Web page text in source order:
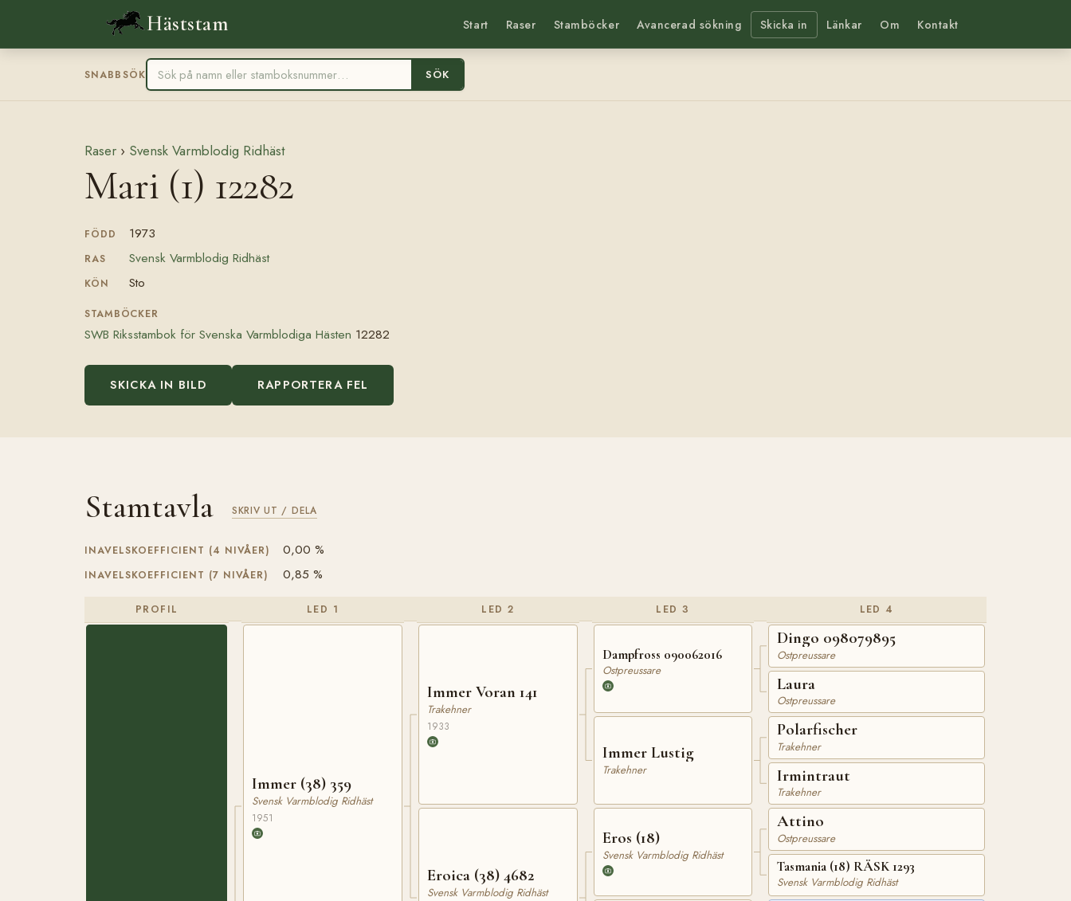
Häststam Start Raser Stamböcker Avancerad sökning Skicka in Länkar Om Kontakt
SNABBSÖK SÖK
Raser › Svensk Varmblodig Ridhäst
Mari (1) 12282
FÖDD 1973
RAS Svensk Varmblodig Ridhäst
KÖN Sto
STAMBÖCKER
SWB Riksstambok för Svenska Varmblodiga Hästen 12282
SKICKA IN BILD RAPPORTERA FEL
Stamtavla SKRIV UT / DELA
INAVELSKOEFFICIENT (4 NIVÅER) 0,00 %
INAVELSKOEFFICIENT (7 NIVÅER) 0,85 %
PROFIL LED 1
Immer (38) 359
Svensk Varmblodig Ridhäst
1951
LED 2
Immer Voran 141
Trakehner
1933
Eroica (38) 4682
Svensk Varmblodig Ridhäst
LED 3
Dampfross 090062016
Ostpreussare
Immer Lustig
Trakehner
Eros (18)
Svensk Varmblodig Ridhäst
LED 4
Dingo 098079895
Ostpreussare
Laura
Ostpreussare
Polarfischer
Trakehner
Irmintraut
Trakehner
Attino
Ostpreussare
Tasmania (18) RÄSK 1293
Svensk Varmblodig Ridhäst